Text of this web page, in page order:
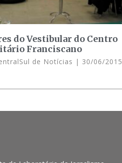
do Vestibular do Centro
Franciscano
de Notícias 30/06/2015